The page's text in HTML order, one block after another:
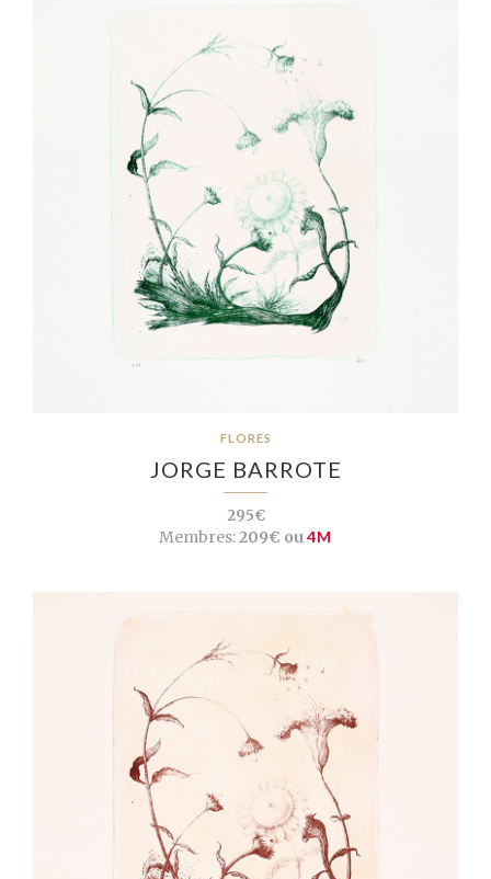
FLORES
JORGE BARROTE
295€
Membres:209€ ou4M